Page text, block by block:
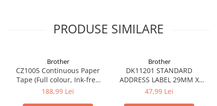
PRODUSE SIMILARE
Brother
CZ1005 Continuous Paper
Tape (Full colour, Ink-free
50mm), 5m lungime; pt. VC-
188,99 Lei
Brother
DK11201 STANDARD
ADDRESS LABEL 29MM X
90MM X 400
47,99 Lei